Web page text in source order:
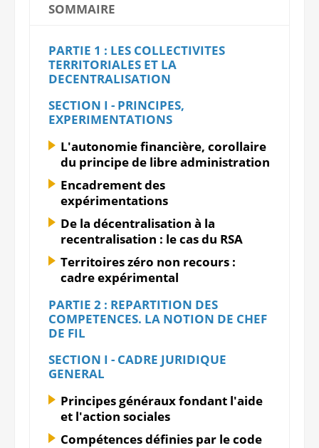
SOMMAIRE
PARTIE 1 : LES COLLECTIVITES
TERRITORIALES ET LA
DECENTRALISATION
SECTION I - PRINCIPES,
EXPERIMENTATIONS
L'autonomie financière, corollaire
du principe de libre administration
Encadrement des
expérimentations
De la décentralisation à la
recentralisation : le cas du RSA
Territoires zéro non recours :
cadre expérimental
PARTIE 2 : REPARTITION DES
COMPETENCES. LA NOTION DE CHEF
DE FIL
SECTION I - CADRE JURIDIQUE
GENERAL
Principes généraux fondant l'aide
et l'action sociales
Compétences définies par le code